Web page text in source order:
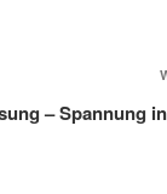
– Spannung